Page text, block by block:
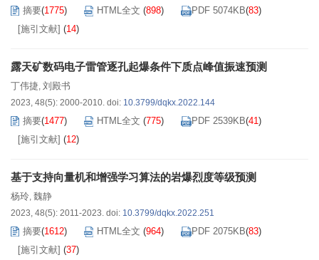
摘要(1775) HTML全文 (898) PDF 5074KB(83)
[施引文献] (14)
露天矿数码电子雷管逐孔起爆条件下质点峰值振速预测
丁伟捷, 刘殿书
2023, 48(5): 2000-2010. doi: 10.3799/dqkx.2022.144
摘要(1477) HTML全文 (775) PDF 2539KB(41)
[施引文献] (12)
基于支持向量机和增强学习算法的岩爆烈度等级预测
杨玲, 魏静
2023, 48(5): 2011-2023. doi: 10.3799/dqkx.2022.251
摘要(1612) HTML全文 (964) PDF 2075KB(83)
[施引文献] (37)